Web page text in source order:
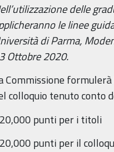
delle
le linee
di Parma,
Ottobre 2020.
Commissione
colloquio tenuto conto
punti per i titoli
punti per il